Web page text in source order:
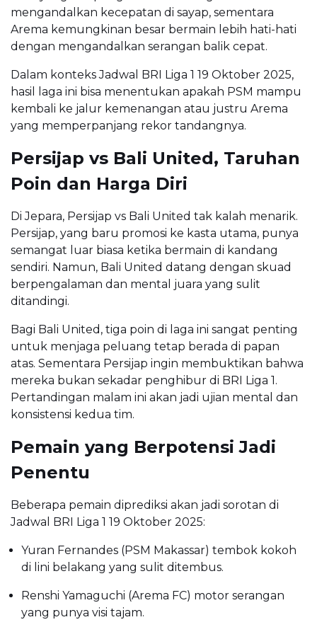
mengandalkan kecepatan di sayap, sementara
Arema kemungkinan besar bermain lebih hati-hati
dengan mengandalkan serangan balik cepat.
Dalam konteks Jadwal BRI Liga 1 19 Oktober 2025,
hasil laga ini bisa menentukan apakah PSM mampu
kembali ke jalur kemenangan atau justru Arema
yang memperpanjang rekor tandangnya.
Persijap vs Bali United, Taruhan
Poin dan Harga Diri
Di Jepara, Persijap vs Bali United tak kalah menarik.
Persijap, yang baru promosi ke kasta utama, punya
semangat luar biasa ketika bermain di kandang
sendiri. Namun, Bali United datang dengan skuad
berpengalaman dan mental juara yang sulit
ditandingi.
Bagi Bali United, tiga poin di laga ini sangat penting
untuk menjaga peluang tetap berada di papan
atas. Sementara Persijap ingin membuktikan bahwa
mereka bukan sekadar penghibur di BRI Liga 1.
Pertandingan malam ini akan jadi ujian mental dan
konsistensi kedua tim.
Pemain yang Berpotensi Jadi
Penentu
Beberapa pemain diprediksi akan jadi sorotan di
Jadwal BRI Liga 1 19 Oktober 2025:
Yuran Fernandes (PSM Makassar) tembok kokoh
di lini belakang yang sulit ditembus.
Renshi Yamaguchi (Arema FC) motor serangan
yang punya visi tajam.